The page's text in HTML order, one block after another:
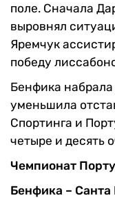
поле. Сначала
выровнял
Яремчук
победу
Бенфика набрала
уменьшила
Спортинга и
четыре и десять
Чемпионат
Бенфика – Санта